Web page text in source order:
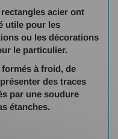
acier ont
utile pour les
ou les décorations
le particulier.
à froid, de
des traces
par une soudure
étanches.